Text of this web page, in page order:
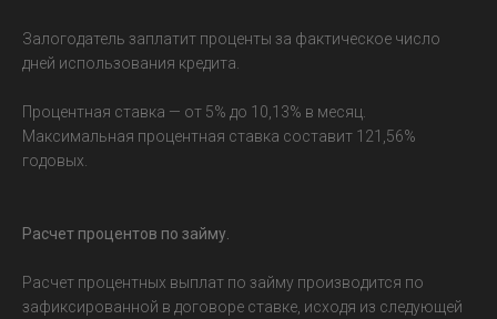
Залогодатель заплатит проценты за фактическое число
дней использования кредита.
Процентная ставка — от 5% до 10,13% в месяц.
Максимальная процентная ставка составит 121,56%
годовых.
Расчет процентов по займу.
Расчет процентных выплат по займу производится по
зафиксированной в договоре ставке, исходя из следующей